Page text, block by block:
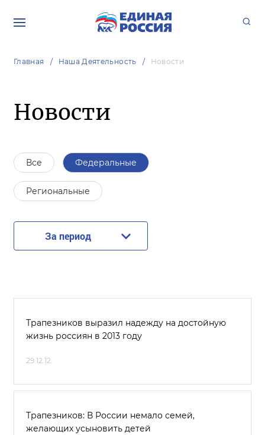
Главная Наша Деятельность Новости
Новости
Все Федеральные
Региональные
За период
Трапезников выразил надежду на достойную
жизнь россиян в 2013 году
29.12.12
Трапезников: В России немало семей,
желающих усыновить детей